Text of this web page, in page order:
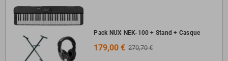
Pack NUX NEK-100 + Stand + Casque
179,00 € 270,70 €